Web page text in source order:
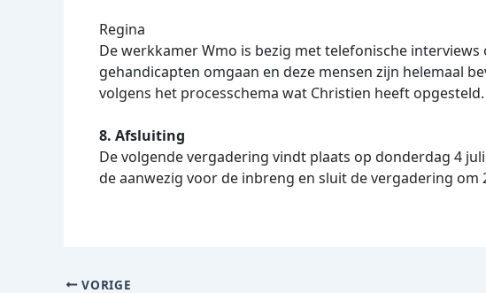
Regina
De werkkamer Wmo is bezig met telefonische
gehandicapten omgaan en deze mensen zijn helemaal
volgens het processchema wat Christien heeft
8. Afsluiting
De volgende vergadering vindt plaats op donderdag 4
de aanwezig voor de inbreng en sluit de vergadering om
VORIGE